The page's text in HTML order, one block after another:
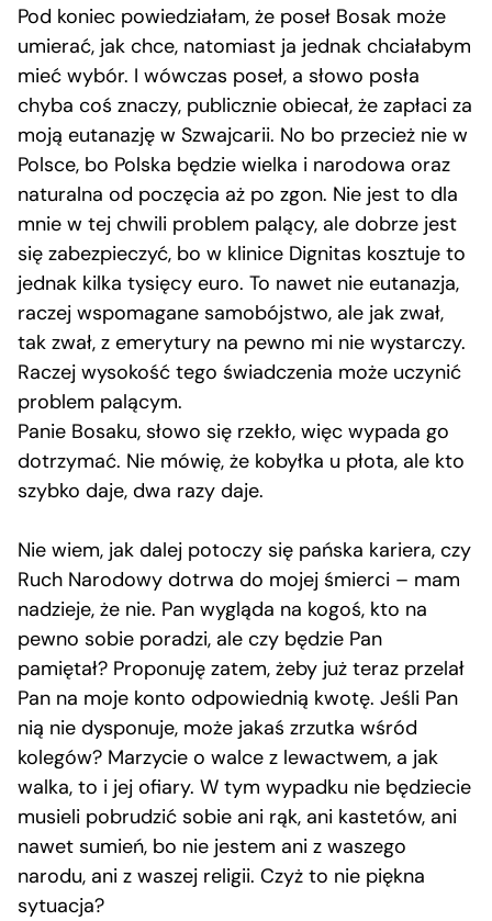
Pod koniec powiedziałam, że poseł Bosak może
umierać, jak chce, natomiast ja jednak chciałabym
mieć wybór. I wówczas poseł, a słowo posła
chyba coś znaczy, publicznie obiecał, że zapłaci za
moją eutanazję w Szwajcarii. No bo przecież nie w
Polsce, bo Polska będzie wielka i narodowa oraz
naturalna od poczęcia aż po zgon. Nie jest to dla
mnie w tej chwili problem palący, ale dobrze jest
się zabezpieczyć, bo w klinice Dignitas kosztuje to
jednak kilka tysięcy euro. To nawet nie eutanazja,
raczej wspomagane samobójstwo, ale jak zwał,
tak zwał, z emerytury na pewno mi nie wystarczy.
Raczej wysokość tego świadczenia może uczynić
problem palącym.
Panie Bosaku, słowo się rzekło, więc wypada go
dotrzymać. Nie mówię, że kobyłka u płota, ale kto
szybko daje, dwa razy daje.
Nie wiem, jak dalej potoczy się pańska kariera, czy
Ruch Narodowy dotrwa do mojej śmierci – mam
nadzieje, że nie. Pan wygląda na kogoś, kto na
pewno sobie poradzi, ale czy będzie Pan
pamiętał? Proponuję zatem, żeby już teraz przelał
Pan na moje konto odpowiednią kwotę. Jeśli Pan
nią nie dysponuje, może jakaś zrzutka wśród
kolegów? Marzycie o walce z lewactwem, a jak
walka, to i jej ofiary. W tym wypadku nie będziecie
musieli pobrudzić sobie ani rąk, ani kastetów, ani
nawet sumień, bo nie jestem ani z waszego
narodu, ani z waszej religii. Czyż to nie piękna
sytuacja?